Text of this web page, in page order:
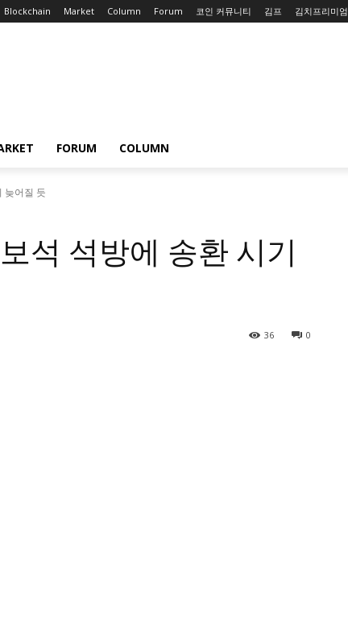
Blockchain Market Column Forum 코인 커뮤니티 김프 김치프리미엄
FORUM COLUMN
늦어질 듯
보석 석방에 송환 시기
0
36